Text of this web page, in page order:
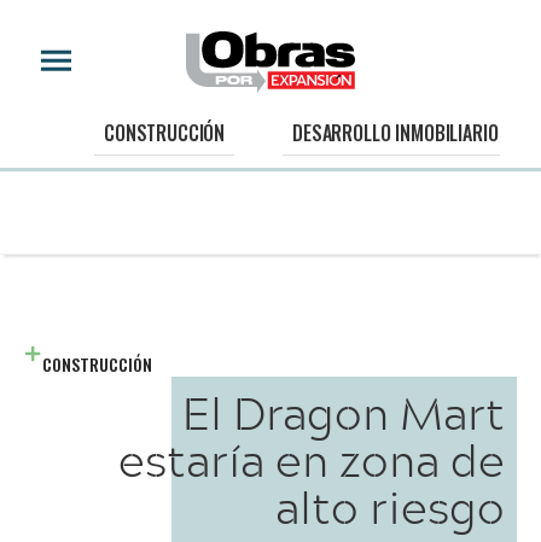
CONSTRUCCIÓN DESARROLLO INMOBILIARIO
CONSTRUCCIÓN
El Dragon Mart
estaría en zona de
alto riesgo